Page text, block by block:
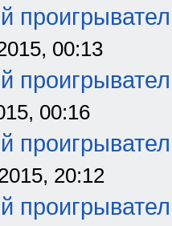
00:13
00:16
20:12